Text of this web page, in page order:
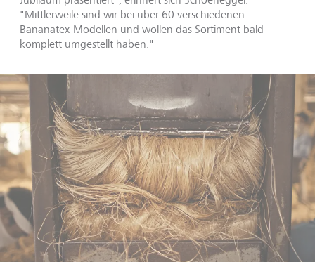
"Mittlerweile sind wir bei über 60 verschiedenen
Bananatex-Modellen und wollen das Sortiment bald
komplett umgestellt haben."